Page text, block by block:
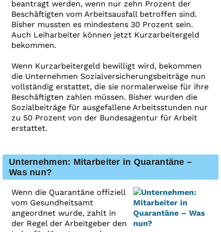
beantragt werden, wenn nur zehn Prozent der
Beschäftigten vom Arbeitsausfall betroffen sind.
Bisher mussten es mindestens 30 Prozent sein.
Auch Leiharbeiter können jetzt Kurzarbeitergeld
bekommen.
Wenn Kurzarbeitergeld bewilligt wird, bekommen
die Unternehmen Sozialversicherungsbeiträge nun
vollständig erstattet, die sie normalerweise für ihre
Beschäftigten zahlen müssen. Bisher wurden die
Sozialbeiträge für ausgefallene Arbeitsstunden nur
zu 50 Prozent von der Bundesagentur für Arbeit
erstattet.
Unternehmen: Mitarbeiter in Quarantäne –
Was nun?
Wenn die Quarantäne offiziell
vom Gesundheitsamt
angeordnet wurde, zahlt in
der Regel der Arbeitgeber den